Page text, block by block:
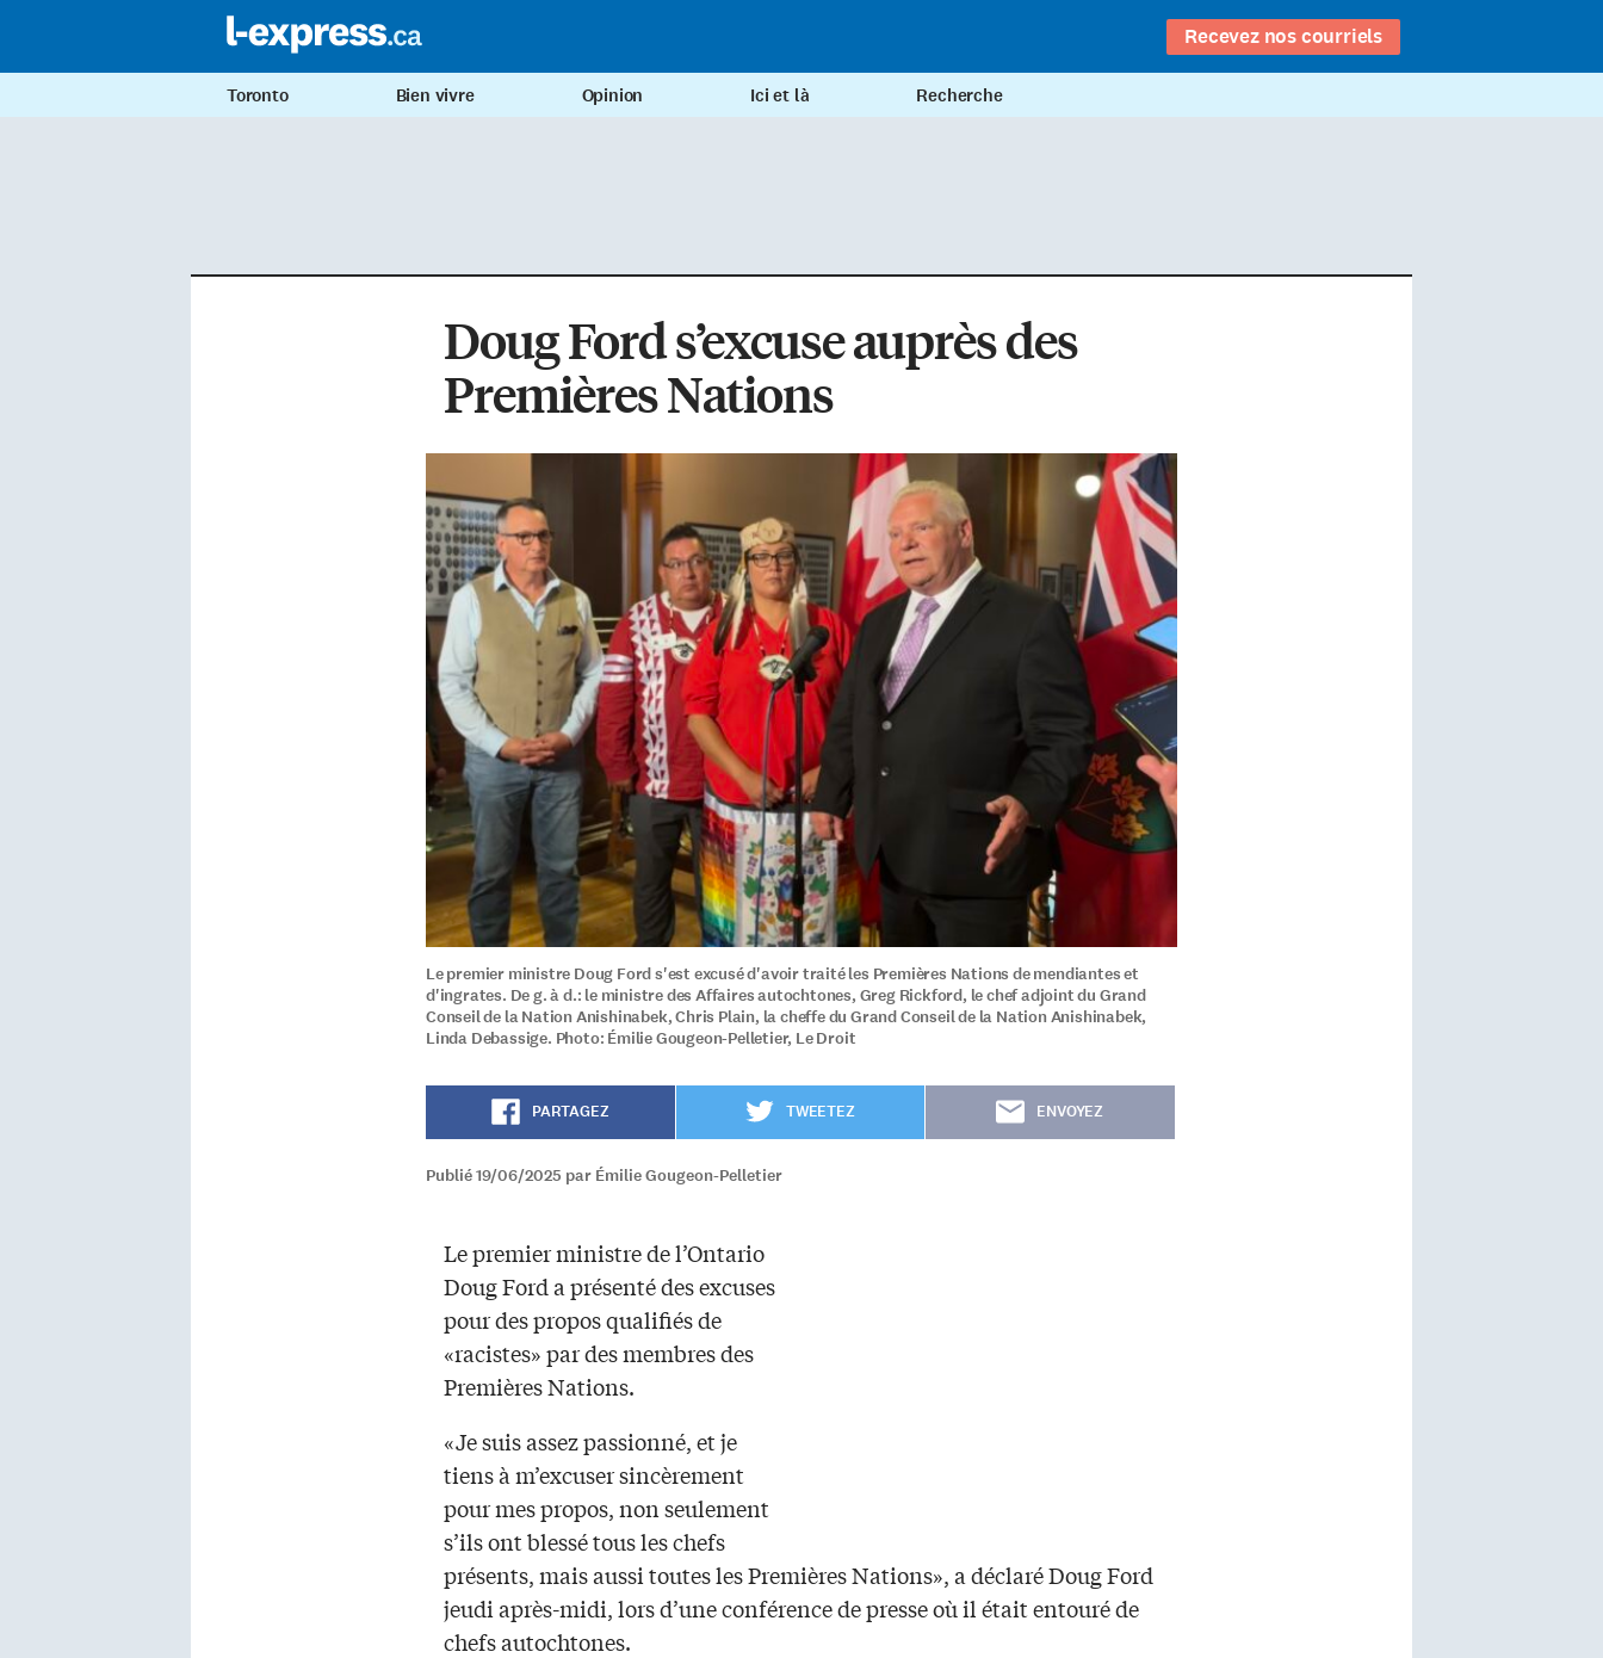
Recevez nos courriels
Toronto Bien vivre Opinion Ici et là Recherche
Doug Ford s’excuse auprès des
Premières Nations
Le premier ministre Doug Ford s'est excusé d'avoir traité les Premières Nations de mendiantes et
d'ingrates. De g. à d.: le ministre des Affaires autochtones, Greg Rickford, le chef adjoint du Grand
Conseil de la Nation Anishinabek, Chris Plain, la cheffe du Grand Conseil de la Nation Anishinabek,
Linda Debassige. Photo: Émilie Gougeon-Pelletier, Le Droit
PARTAGEZ TWEETEZ ENVOYEZ
Publié 19/06/2025 par Émilie Gougeon-Pelletier
Le premier ministre de l’Ontario
Doug Ford a présenté des excuses
pour des propos qualifiés de
«racistes» par des membres des
Premières Nations.
«Je suis assez passionné, et je
tiens à m’excuser sincèrement
pour mes propos, non seulement
s’ils ont blessé tous les chefs
présents, mais aussi toutes les Premières Nations», a déclaré Doug Ford
jeudi après-midi, lors d’une conférence de presse où il était entouré de
chefs autochtones.